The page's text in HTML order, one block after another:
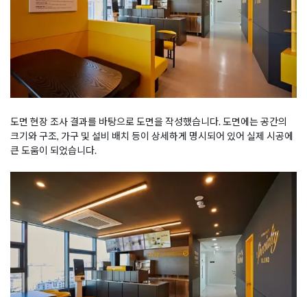
도면 현장 조사 결과를 바탕으로 도면을 작성했습니다. 도면에는 공간의
크기와 구조, 가구 및 설비 배치 등이 상세하게 명시되어 있어 실제 시공에
큰 도움이 되었습니다.